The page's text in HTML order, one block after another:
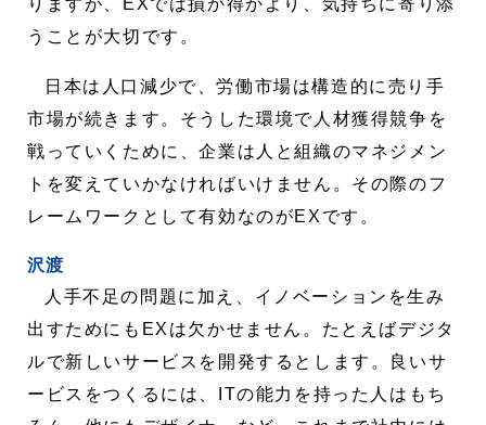
りますが、EXでは損か得かより、気持ちに寄り添
うことが大切です。
日本は人口減少で、労働市場は構造的に売り手
市場が続きます。そうした環境で人材獲得競争を
戦っていくために、企業は人と組織のマネジメン
トを変えていかなければいけません。その際のフ
レームワークとして有効なのがEXです。
沢渡
人手不足の問題に加え、イノベーションを生み
出すためにもEXは欠かせません。たとえばデジタ
ルで新しいサービスを開発するとします。良いサ
ービスをつくるには、ITの能力を持った人はもち